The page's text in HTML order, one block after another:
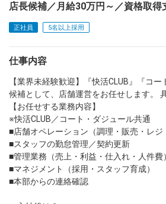
専門サイト
対応時間：10:00～22:00(日曜・年末年始を除く)
転職の「モヤモヤ」、一人で悩まず
気軽に相談してみませんか？
dodaの使い方は？
今の仕事を続けるべき？
ヘルプ サイトマッ
店長候補／月給30万円～／資格取得
正社員 5名以上採用
仕事内容
【業界未経験歓迎】『快活CLUB』『コ
候補として、店舗運営をお任せします。
【お任せする業務内容】
※快活CLUB／コート・ダジュール共通
■店舗オペレーション（調理・販売・レジ
■スタッフの勤怠管理／契約更新
■管理業務（売上・利益・仕入れ・人件費）
■マネジメント（採用・スタッフ育成）
■本部からの連絡確認